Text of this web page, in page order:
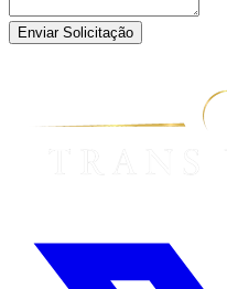
Enviar Solicitação